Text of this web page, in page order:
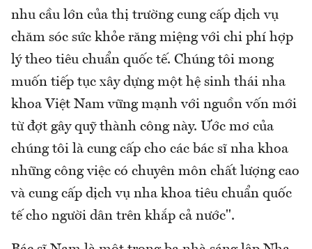
nhu cầu lớn của thị trường cung cấp dịch vụ
chăm sóc sức khỏe răng miệng với chi phí hợp
lý theo tiêu chuẩn quốc tế. Chúng tôi mong
muốn tiếp tục xây dựng một hệ sinh thái nha
khoa Việt Nam vững mạnh với nguồn vốn mới
từ đợt gây quỹ thành công này. Ước mơ của
chúng tôi là cung cấp cho các bác sĩ nha khoa
những công việc có chuyên môn chất lượng cao
và cung cấp dịch vụ nha khoa tiêu chuẩn quốc
tế cho người dân trên khắp cả nước".